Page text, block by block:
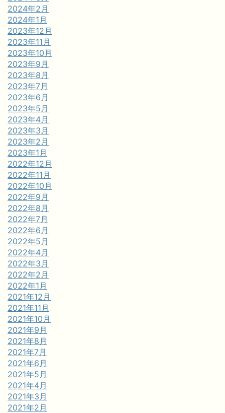
2024年2月
2024年1月
2023年12月
2023年11月
2023年10月
2023年9月
2023年8月
2023年7月
2023年6月
2023年5月
2023年4月
2023年3月
2023年2月
2023年1月
2022年12月
2022年11月
2022年10月
2022年9月
2022年8月
2022年7月
2022年6月
2022年5月
2022年4月
2022年3月
2022年2月
2022年1月
2021年12月
2021年11月
2021年10月
2021年9月
2021年8月
2021年7月
2021年6月
2021年5月
2021年4月
2021年3月
2021年2月